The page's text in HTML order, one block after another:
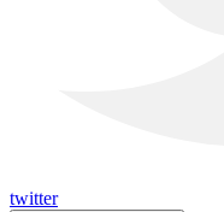
twitter